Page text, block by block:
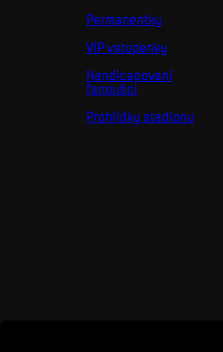
Permanentky
VIP vstupenky
Handicapovaní
fanoušci
Prohlídky stadionu